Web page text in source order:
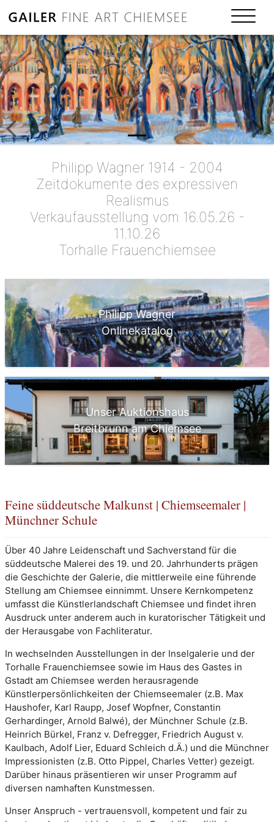
Philipp Wagner 1914 - 2004
Zeitdokumente des expressiven
Realismus
Verkaufausstellung vom 16.05.26 -
11.10.26
Torhalle Frauenchiemsee
Philipp Wagner
Onlinekatalog
Unser Auktionshaus
Breitbrunn am Chiemsee
Feine süddeutsche Malkunst | Chiemseemaler |
Münchner Schule
Über 40 Jahre Leidenschaft und Sachverstand für die
süddeutsche Malerei des 19. und 20. Jahrhunderts prägen
die Geschichte der Galerie, die mittlerweile eine führende
Stellung am Chiemsee einnimmt. Unsere Kernkompetenz
umfasst die Künstlerlandschaft Chiemsee und findet ihren
Ausdruck unter anderem auch in kuratorischer Tätigkeit und
der Herausgabe von Fachliteratur.
In wechselnden Ausstellungen in der Inselgalerie und der
Torhalle Frauenchiemsee sowie im Haus des Gastes in
Gstadt am Chiemsee werden herausragende
Künstlerpersönlichkeiten der Chiemseemaler (z.B. Max
Haushofer, Karl Raupp, Josef Wopfner, Constantin
Gerhardinger, Arnold Balwé), der Münchner Schule (z.B.
Heinrich Bürkel, Franz v. Defregger, Friedrich August v.
Kaulbach, Adolf Lier, Eduard Schleich d.Ä.) und die Münchner
Impressionisten (z.B. Otto Pippel, Charles Vetter) gezeigt.
Darüber hinaus präsentieren wir unser Programm auf
diversen namhaften Kunstmessen.
Unser Anspruch - vertrauensvoll, kompetent und fair zu